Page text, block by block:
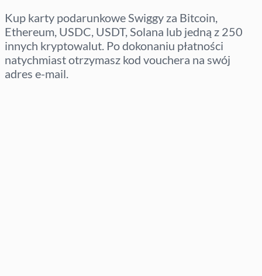
Kup karty podarunkowe Swiggy za Bitcoin,
Ethereum, USDC, USDT, Solana lub jedną z 250
innych kryptowalut. Po dokonaniu płatności
natychmiast otrzymasz kod vouchera na swój
adres e-mail.